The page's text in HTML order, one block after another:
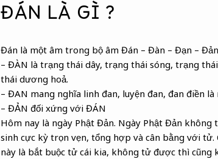
ĐÁN LÀ GÌ ?
Đán là một âm trong bộ âm Đán – Đàn – Đạn –
– ĐÀN là trạng thái dây, trạng thái sóng, trạng
thái dương hoả.
– ĐAN mang nghĩa linh đan, luyện đan, đan điền
– ĐẢN đối xứng với ĐÁN
Hôm nay là ngày Phật Đản. Ngày Phật Đản
sinh cực kỳ trọn vẹn, tổng hợp và cân bằng với
này là bắt buộc tử cái kia, không tử được thì cũng